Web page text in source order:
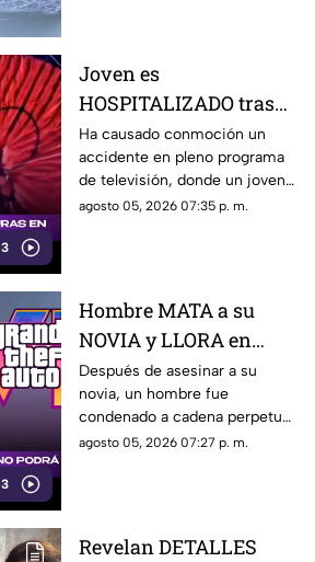
Joven es
HOSPITALIZADO tras
caer desde 8 metros de
altura en programa de
televisión (+VIDEO)
Ha causado conmoción un
accidente en pleno programa
de televisión, donde un joven
sufrió una caída y terminó
agosto 05, 2026 07:35 p. m.
Hombre MATA a su
NOVIA y LLORA en
prisión por no poder
jugar GTA; así fue
captado (+VIDEO)
Después de asesinar a su
novia, un hombre fue
condenado a cadena perpetua
y lloró, aunque no por lo
agosto 05, 2026 07:27 p. m.
Revelan DETALLES